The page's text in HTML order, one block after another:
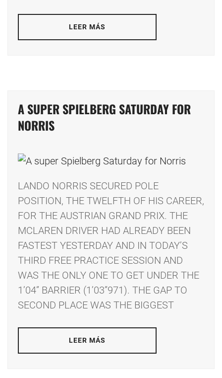
LEER MÁS
A SUPER SPIELBERG SATURDAY FOR
NORRIS
LANDO NORRIS SECURED POLE
POSITION, THE TWELFTH OF HIS CAREER,
FOR THE AUSTRIAN GRAND PRIX. THE
MCLAREN DRIVER HAD ALREADY BEEN
FASTEST YESTERDAY AND IN TODAY’S
THIRD FREE PRACTICE SESSION AND
WAS THE ONLY ONE TO GET UNDER THE
1’04” BARRIER (1’03”971). THE GAP TO
SECOND PLACE WAS THE BIGGEST
LEER MÁS